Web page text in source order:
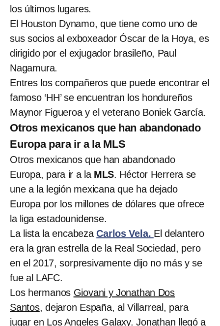
los últimos lugares.
El Houston Dynamo, que tiene como uno de
sus socios al exboxeador Óscar de la Hoya, es
dirigido por el exjugador brasileño, Paul
Nagamura.
Entres los compañeros que puede encontrar el
famoso ‘HH’ se encuentran los hondureños
Maynor Figueroa y el veterano Boniek García.
Otros mexicanos que han abandonado
Europa para ir a la MLS
Otros mexicanos que han abandonado
Europa, para ir a la MLS. Héctor Herrera se
une a la legión mexicana que ha dejado
Europa por los millones de dólares que ofrece
la liga estadounidense.
La lista la encabezaCarlos Vela. El delantero
era la gran estrella de la Real Sociedad, pero
en el 2017, sorpresivamente dijo no más y se
fue al LAFC.
Los hermanos Giovani y Jonathan Dos
Santos, dejaron España, al Villarreal, para
jugar en Los Angeles Galaxy. Jonathan llegó a